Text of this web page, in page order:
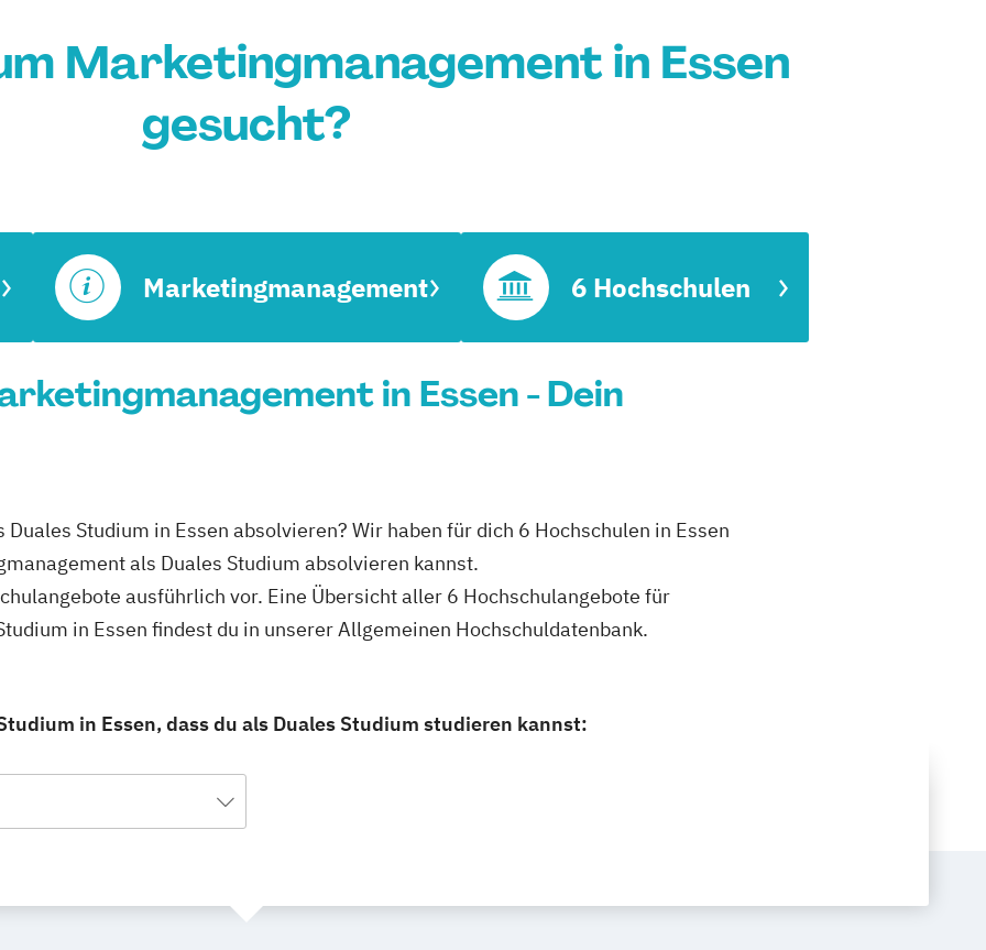
Marketingmanagement in Essen
gesucht?
Marketingmanagement 6 Hochschulen
in Essen - Dein
Studium in Essen absolvieren? Wir haben für dich 6 Hochschulen in Essen
als Duales Studium absolvieren kannst.
ausführlich vor. Eine Übersicht aller 6 Hochschulangebote für
in Essen findest du in unserer Allgemeinen Hochschuldatenbank.
in Essen, dass du als Duales Studium studieren kannst: